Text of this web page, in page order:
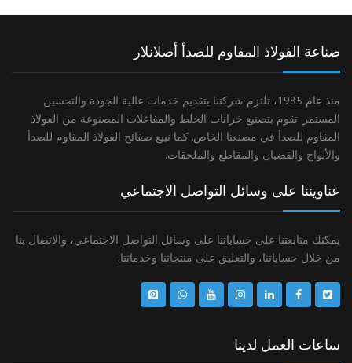
صناعة الفولاذ المقاوم للصدأ أصلانلار
منذ عام 1985، تلتزم شركتنا بتقديم خدمات عالية الجودة والتحسين
المستمر. نقوم بتصنيع خزانات الخلط والمفاعلات المصنوعة من الفولاذ
المقاوم للصدأ في مصنعنا الخاص. كما نبيع صفائح الفولاذ المقاوم للصدأ
والألواح والقضبان والمقاطع والملحقات.
عناويننا على وسائل التواصل الاجتماعي
يمكنك متابعتنا على حساباتنا على وسائل التواصل الاجتماعي، والاتصال بنا
من خلال حساباتنا، والتعليق على منتجاتنا وخدماتنا.
ساعات العمل لدينا